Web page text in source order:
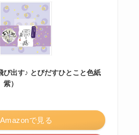
び出す♪ とびだすひとこと色紙
）
Amazonで見る